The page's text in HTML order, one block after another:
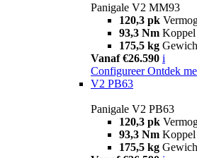
Panigale V2 MM93
120,3 pk
93,3 Nm Koppel
175,5 kg
Vanaf €26.590 i
Configureer Ontdek
V2 PB63
Panigale V2 PB63
120,3 pk
93,3 Nm Koppel
175,5 kg